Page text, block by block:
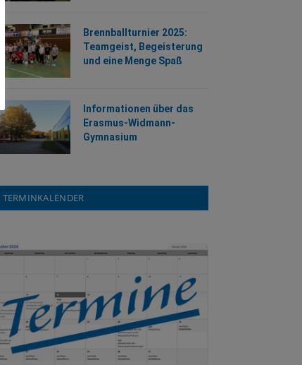
Brennballturnier 2025:
Teamgeist, Begeisterung
und eine Menge Spaß
Informationen über das
Erasmus-Widmann-
Gymnasium
TERMINKALENDER